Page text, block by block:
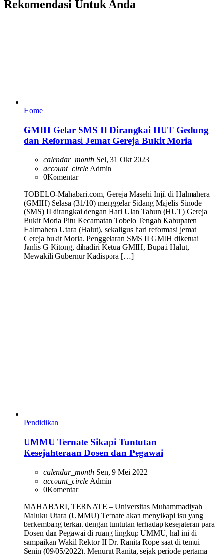
Rekomendasi Untuk Anda
Home
GMIH Gelar SMS II Dirangkai HUT Gedung
dan Reformasi Jemat Gereja Bukit Moria
calendar_month Sel, 31 Okt 2023
account_circle Admin
0Komentar
TOBELO-Mahabari.com, Gereja Masehi Injil di Halmahera
(GMIH) Selasa (31/10) menggelar Sidang Majelis Sinode
(SMS) II dirangkai dengan Hari Ulan Tahun (HUT) Gereja
Bukit Moria Pitu Kecamatan Tobelo Tengah Kabupaten
Halmahera Utara (Halut), sekaligus hari reformasi jemat
Gereja bukit Moria. Penggelaran SMS II GMIH diketuai
Janlis G Kitong, dihadiri Ketua GMIH, Bupati Halut,
Mewakili Gubernur Kadispora […]
Pendidikan
UMMU Ternate Sikapi Tuntutan
Kesejahteraan Dosen dan Pegawai
calendar_month Sen, 9 Mei 2022
account_circle Admin
0Komentar
MAHABARI, TERNATE – Universitas Muhammadiyah
Maluku Utara (UMMU) Ternate akan menyikapi isu yang
berkembang terkait dengan tuntutan terhadap kesejateran para
Dosen dan Pegawai di ruang lingkup UMMU, hal ini di
sampaikan Wakil Rektor II Dr. Ranita Rope saat di temui
Senin (09/05/2022). Menurut Ranita, sejak periode pertama